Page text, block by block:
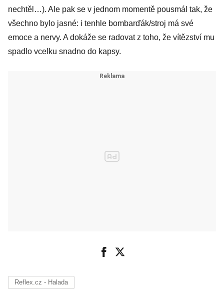
nechtěl…). Ale pak se v jednom momentě pousmál tak, že
všechno bylo jasné: i tenhle bombarďák/stroj má své
emoce a nervy. A dokáže se radovat z toho, že vítězství mu
spadlo vcelku snadno do kapsy.
Reflex.cz - Halada